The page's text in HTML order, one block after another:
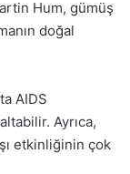
Hum, gümüş
doğal
AIDS
Ayrıca,
etkinliğinin çok